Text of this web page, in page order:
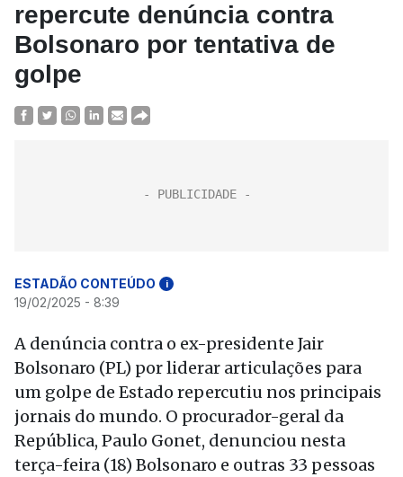
repercute denúncia contra
Bolsonaro por tentativa de
golpe
ESTADÃO CONTEÚDO i
19/02/2025 - 8:39
A denúncia contra o ex-presidente Jair
Bolsonaro (PL) por liderar articulações para
um golpe de Estado repercutiu nos principais
jornais do mundo. O procurador-geral da
República, Paulo Gonet, denunciou nesta
terça-feira (18) Bolsonaro e outras 33 pessoas